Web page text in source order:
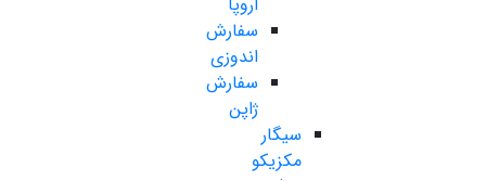
سفارش
اندوزی
سفارش
ژاپن
سیگار
مکزیکو